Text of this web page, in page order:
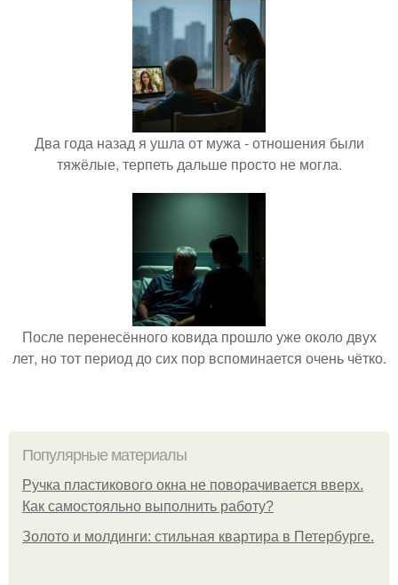
Два года назад я ушла от мужа - отношения были
тяжёлые, терпеть дальше просто не могла.
После перенесённого ковида прошло уже около двух
лет, но тот период до сих пор вспоминается очень чётко.
Популярные материалы
Ручка пластикового окна не поворачивается вверх.
Как самостояльно выполнить работу?
Золото и молдинги: стильная квартира в Петербурге.